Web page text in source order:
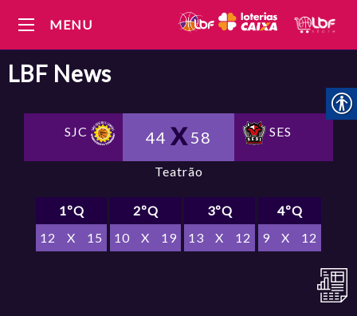
MENU
LBF News
SJC 44 58 SES
Teatrão
1ºQ
12
X 15
2ºQ
10
X 19
3ºQ
13
X 12
4ºQ
9
X 12